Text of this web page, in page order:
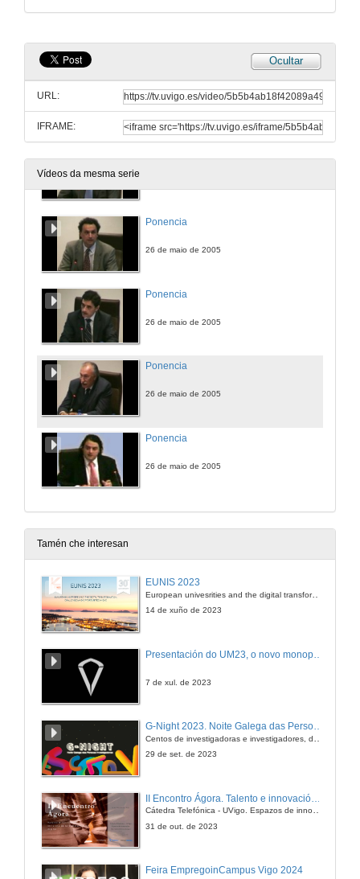
Ocultar
URL:
IFRAME:
Vídeos da mesma serie
26 de maio de 2005
Ponencia
26 de maio de 2005
Ponencia
26 de maio de 2005
Ponencia
26 de maio de 2005
Ponencia
26 de maio de 2005
Tamén che interesan
EUNIS 2023
European univesrities and the digital transformation: challenges and opportunities ahead
14 de xuño de 2023
7 de xul. de 2023
G-Night 2023. Noite Galega das Persoas Investigadoras. Conciencias creativas
29 de set. de 2023
Cátedra Telefónica - UVigo. Espazos de innovación
31 de out. de 2023
Feira EmpregoinCampus Vigo 2024